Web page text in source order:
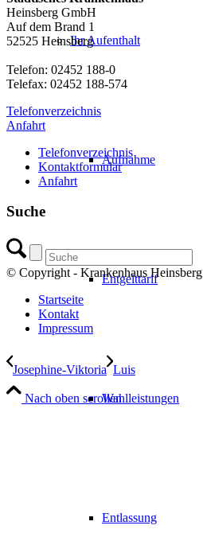
Ihr Aufenthalt
Aufnahme
Entgelttarif
Wahlleistungen
Entlassung
Heinsberg GmbH
Auf dem Brand 1
52525 Heinsberg
Telefon: 02452 188-0
Telefax: 02452 188-574
Telefonverzeichnis
Anfahrt
Telefonverzeichnis
Kontaktformular
Anfahrt
Suche
© Copyright - Krankenhaus Heinsberg
Startseite
Kontakt
Impressum
Josephine-Viktoria Luis
Nach oben scrollen